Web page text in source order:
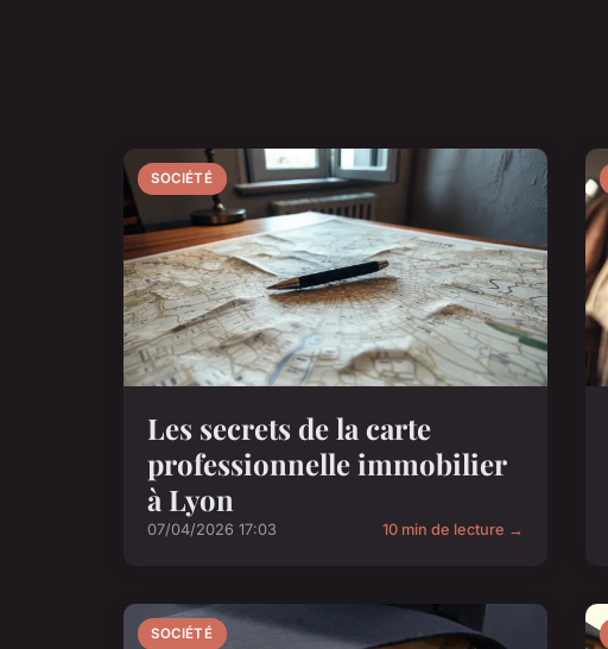
SOCIÉTÉ
Les secrets de la carte
professionnelle immobilier
à Lyon
07/04/2026 17:03 10 min de lecture →
SOCIÉTÉ